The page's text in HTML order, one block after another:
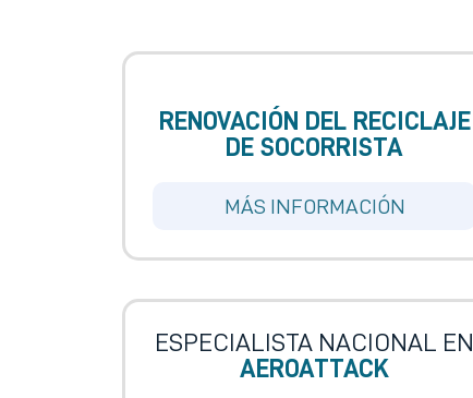
RENOVACIÓN DEL RECICLAJE
DE SOCORRISTA
MÁS INFORMACIÓN
ESPECIALISTA NACIONAL EN
AEROATTACK